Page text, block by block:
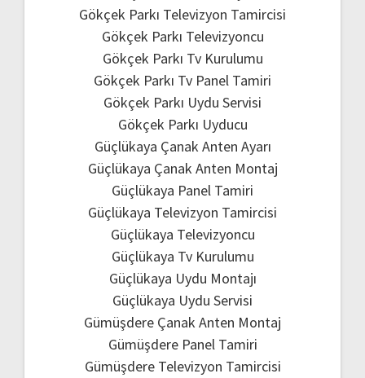
Gökçek Parkı Televizyon Tamircisi
Gökçek Parkı Televizyoncu
Gökçek Parkı Tv Kurulumu
Gökçek Parkı Tv Panel Tamiri
Gökçek Parkı Uydu Servisi
Gökçek Parkı Uyducu
Güçlükaya Çanak Anten Ayarı
Güçlükaya Çanak Anten Montaj
Güçlükaya Panel Tamiri
Güçlükaya Televizyon Tamircisi
Güçlükaya Televizyoncu
Güçlükaya Tv Kurulumu
Güçlükaya Uydu Montajı
Güçlükaya Uydu Servisi
Gümüşdere Çanak Anten Montaj
Gümüşdere Panel Tamiri
Gümüşdere Televizyon Tamircisi